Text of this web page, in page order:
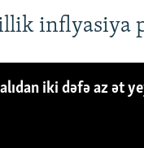
inflyasiya